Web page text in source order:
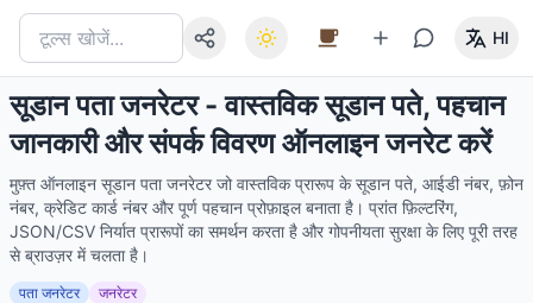
HI
सूडान पता जनरेटर - वास्तविक सूडान पते, पहचान
जानकारी और संपर्क विवरण ऑनलाइन जनरेट करें
मुफ़्त ऑनलाइन सूडान पता जनरेटर जो वास्तविक प्रारूप के सूडान पते, आईडी नंबर, फ़ोन
नंबर, क्रेडिट कार्ड नंबर और पूर्ण पहचान प्रोफ़ाइल बनाता है। प्रांत फ़िल्टरिंग,
JSON/CSV निर्यात प्रारूपों का समर्थन करता है और गोपनीयता सुरक्षा के लिए पूरी तरह
से ब्राउज़र में चलता है।
पता जनरेटर जनरेटर